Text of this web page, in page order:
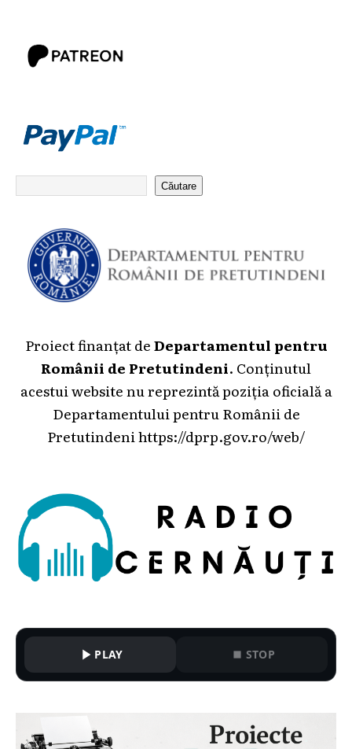
Căutare
Proiect finanțat deDepartamentul pentru
Românii de Pretutindeni. Conținutul
acestui website nu reprezintă poziția oficială a
Departamentului pentru Românii de
Pretutindenihttps://dprp.gov.ro/web/
PLAY STOP